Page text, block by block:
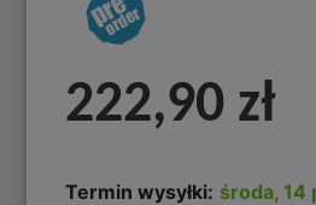
222,90 zł
Termin wysyłki: środa, 14